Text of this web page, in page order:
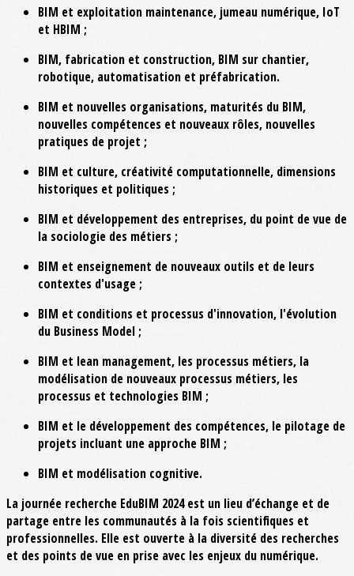
BIM et exploitation maintenance, jumeau numérique, IoT
et HBIM ;
BIM, fabrication et construction, BIM sur chantier,
robotique, automatisation et préfabrication.
BIM et nouvelles organisations, maturités du BIM,
nouvelles compétences et nouveaux rôles, nouvelles
pratiques de projet ;
BIM et culture, créativité computationnelle, dimensions
historiques et politiques ;
BIM et développement des entreprises, du point de vue de
la sociologie des métiers ;
BIM et enseignement de nouveaux outils et de leurs
contextes d'usage ;
BIM et conditions et processus d'innovation, l'évolution
du Business Model ;
BIM et lean management, les processus métiers, la
modélisation de nouveaux processus métiers, les
processus et technologies BIM ;
BIM et le développement des compétences, le pilotage de
projets incluant une approche BIM ;
BIM et modélisation cognitive.
La journée recherche EduBIM 2024 est un lieu d’échange et de
partage entre les communautés à la fois scientifiques et
professionnelles. Elle est ouverte à la diversité des recherches
et des points de vue en prise avec les enjeux du numérique.